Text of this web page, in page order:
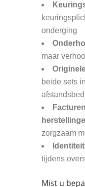
onderging
maar
beide sets
zorgzaam
tijdens
Mist u